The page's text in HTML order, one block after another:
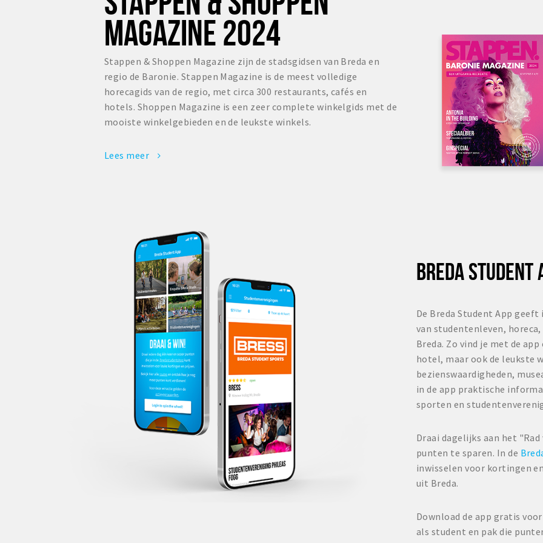
MAGAZINE 2024
Stappen & Shoppen Magazine zijn de stadsgidsen van Breda en
regio de Baronie. Stappen Magazine is de meest volledige
horecagids van de regio, met circa 300 restaurants, cafés en
hotels. Shoppen Magazine is een zeer complete winkelgids met de
mooiste winkelgebieden en de leukste winkels.
Lees meer
BREDA STUDENT
De Breda Student App
van studentenleven,
Breda. Zo vind je met de
hotel, maar ook de leukste
bezienswaardigheden,
in de app praktische
sporten en
Draai dagelijks aan het
punten te sparen. In de
inwisselen voor kortingen
uit Breda.
Download de app gratis
als student en pak die